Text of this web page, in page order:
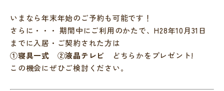
いまなら年末年始のご予約も可能です！
さらに・・・ 期間中にご利用のかたで、H28年10月31日
までに入居・ご契約された方は
①寝具一式 ②液晶テレビ どちらかをプレゼント!
この機会にぜひご検討ください。